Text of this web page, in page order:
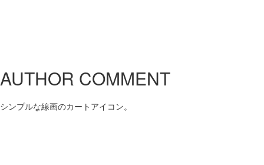
AUTHOR COMMENT
シンプルな線画のカートアイコン。